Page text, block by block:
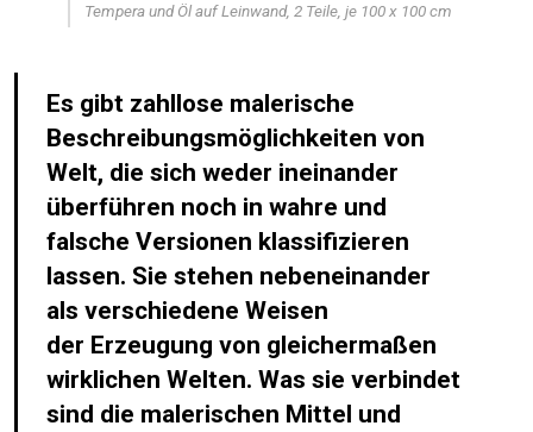
Tempera und Öl auf Leinwand, 2 Teile, je 100 x 100 cm
Es gibt zahllose malerische
Beschreibungsmöglichkeiten von
Welt, die sich weder ineinander
überführen noch in wahre und
falsche Versionen klassifizieren
lassen. Sie stehen nebeneinander
als verschiedene Weisen
der Erzeugung von gleichermaßen
wirklichen Welten. Was sie verbindet
sind die malerischen Mittel und